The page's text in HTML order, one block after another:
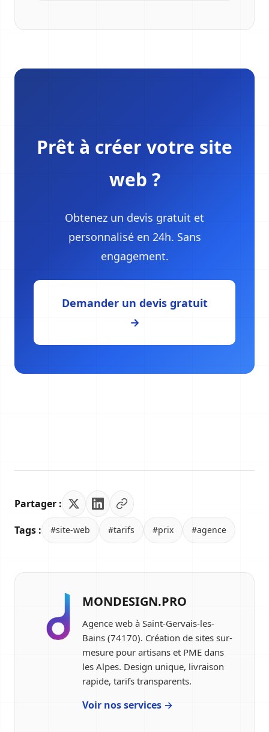
Prêt à créer votre site
web ?
Obtenez un devis gratuit et
personnalisé en 24h. Sans
engagement.
Demander un devis gratuit
→
Partager :
Tags :
#site-web #tarifs #prix #agence
MONDESIGN.PRO
Agence web à Saint-Gervais-les-
Bains (74170). Création de sites sur-
mesure pour artisans et PME dans
les Alpes. Design unique, livraison
rapide, tarifs transparents.
Voir nos services →